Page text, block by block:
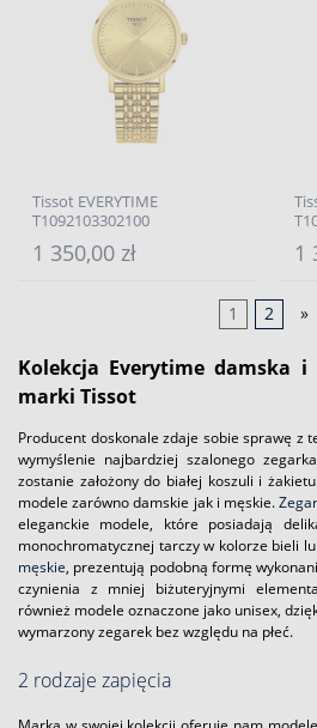
Tissot EVERYTIME
T1092103302100
1 350,00 zł 1
1 2 »
Kolekcja Everytime damska i
marki Tissot
Producent doskonale zdaje sobie sprawę z
wymyślenie najbardziej szalonego
zostanie założony do białej koszuli i
modele zarówno damskie jak i męskie.
eleganckie modele, które posiadają
monochromatycznej tarczy w kolorze bieli
męskie, prezentują podobną formę
czynienia z mniej biżuteryjnymi
również modele oznaczone jako unisex,
wymarzony zegarek bez względu na płeć.
2 rodzaje zapięcia